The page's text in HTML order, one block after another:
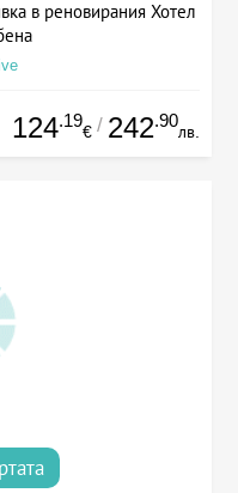
в реновирания Хотел
124.19
€ / 242.90
лв.